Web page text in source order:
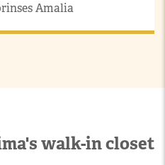
Amalia
walk-in closet